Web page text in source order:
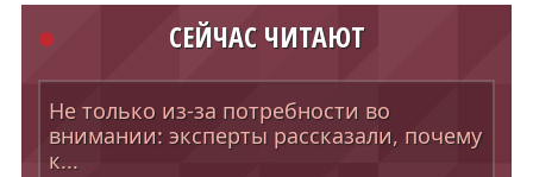
СЕЙЧАС ЧИТАЮТ
Не только из-за потребности во
внимании: эксперты рассказали, почему
к...